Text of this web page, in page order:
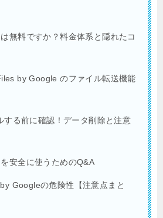
無料ですか？料金体系と隠れたコ
by Google のファイル転送機能
する前に確認！データ削除と注意
安全に使うためのQ&A
Googleの危険性【注意点まと